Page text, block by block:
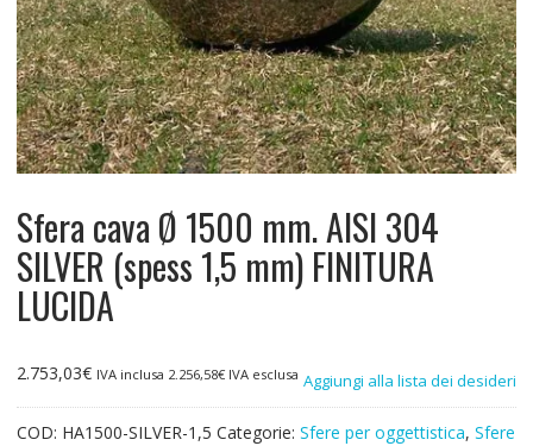
Sfera cava Ø 1500 mm. AISI 304
SILVER (spess 1,5 mm) FINITURA
LUCIDA
2.753,03€ IVA inclusa 2.256,58€IVA esclusa Aggiungi alla lista dei desideri
COD: HA1500-SILVER-1,5 Categorie: Sfere per oggettistica, Sfere